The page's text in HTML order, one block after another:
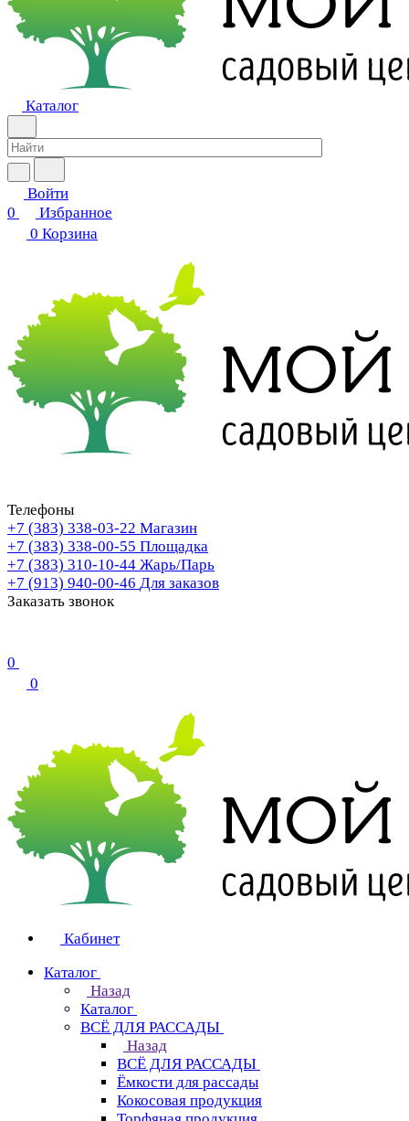
Каталог
Войти
0
Избранное
0 Корзина
Телефоны
+7 (383) 338-03-22 Магазин
+7 (383) 338-00-55 Площадка
+7 (383) 310-10-44 Жарь/Парь
+7 (913) 940-00-46 Для заказов
Заказать звонок
0
0
Кабинет
Каталог
Назад
Каталог
ВСЁ ДЛЯ РАССАДЫ
Назад
ВСЁ ДЛЯ РАССАДЫ
Ёмкости для рассады
Кокосовая продукция